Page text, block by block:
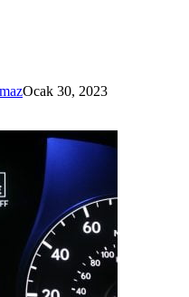
Ocak 30, 2023